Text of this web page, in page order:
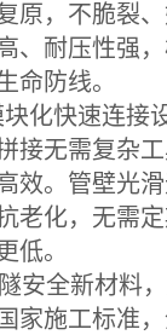
原，不脆裂
、耐压性强
命防线。
快速连接设
接无需复杂
效。管壁光
老化，无需
低。
全新材料，
家施工标准